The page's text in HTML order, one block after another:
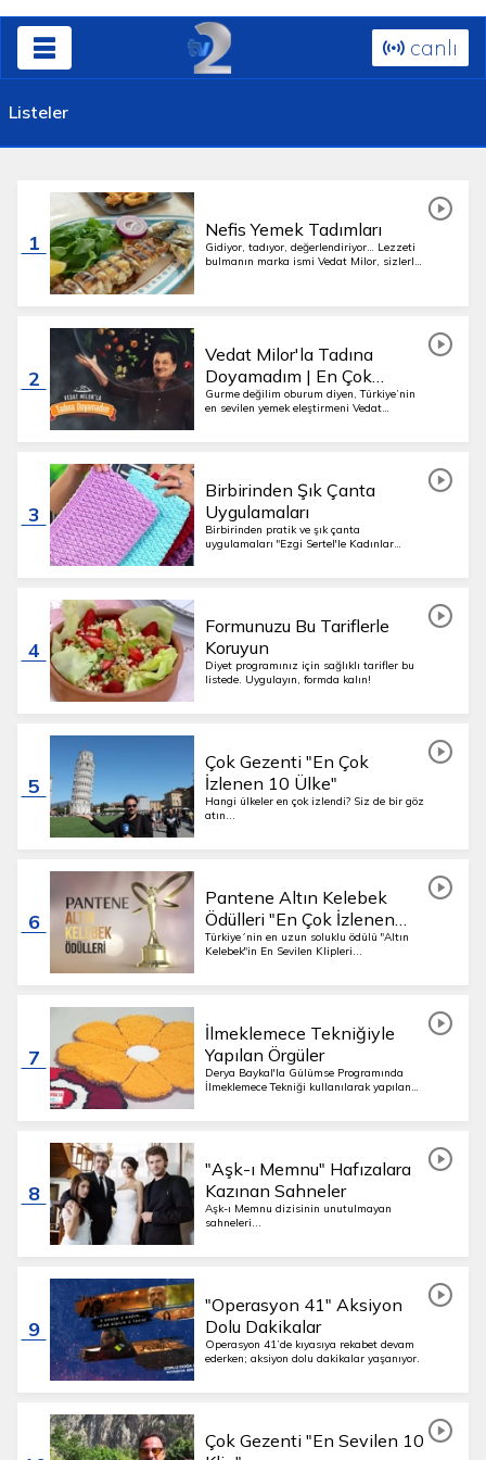
canlı
Listeler
1
Nefis Yemek Tadımları
Gidiyor, tadıyor, değerlendiriyor… Lezzeti
bulmanın marka ismi Vedat Milor, sizlerle
2
Vedat Milor'la Tadına
Doyamadım | En Çok
İzlenenler
Gurme değilim oburum diyen, Türkiye’nin
en sevilen yemek eleştirmeni Vedat
3
Birbirinden Şık Çanta
Uygulamaları
Birbirinden pratik ve şık çanta
uygulamaları "Ezgi Sertel'le Kadınlar
4
Formunuzu Bu Tariflerle
Koruyun
Diyet programınız için sağlıklı tarifler bu
listede. Uygulayın, formda kalın!
5
Çok Gezenti "En Çok
İzlenen 10 Ülke"
Hangi ülkeler en çok izlendi? Siz de bir göz
atın...
6
Pantene Altın Kelebek
Ödülleri "En Çok İzlenen
Klipler"
Türkiye´nin en uzun soluklu ödülü "Altın
Kelebek"in En Sevilen Klipleri...
7
İlmeklemece Tekniğiyle
Yapılan Örgüler
Derya Baykal'la Gülümse Programında
İlmeklemece Tekniği kullanılarak yapılan
8
"Aşk-ı Memnu" Hafızalara
Kazınan Sahneler
Aşk-ı Memnu dizisinin unutulmayan
sahneleri...
9
"Operasyon 41" Aksiyon
Dolu Dakikalar
Operasyon 41’de kıyasıya rekabet devam
ederken; aksiyon dolu dakikalar yaşanıyor.
Çok Gezenti "En Sevilen 10